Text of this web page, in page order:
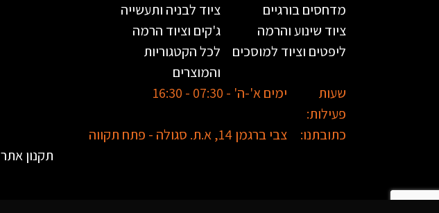
מדחסים בורגיים
ציוד שינוע והרמה
ליפטים וציוד למוסכים
ציוד לבניה ותעשייה
ג'קים וציוד הרמה
לכל הקטגוריות
והמוצרים
שעות
פעילות:
ימים א'-ה' - 07:30 - 16:30
כתובתנו: צבי ברגמן 14, א.ת. סגולה - פתח תקווה
תקנון אתר